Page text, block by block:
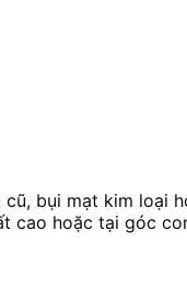
bụi mạt kim loại
cao hoặc tại góc